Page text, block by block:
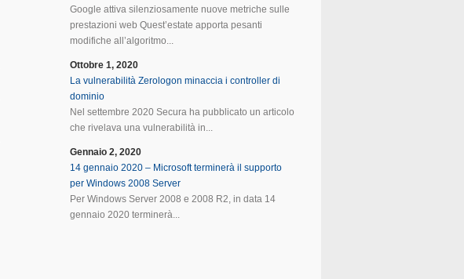
Google attiva silenziosamente nuove metriche sulle
prestazioni web Quest’estate apporta pesanti
modifiche all’algoritmo...
Ottobre 1, 2020
La vulnerabilità Zerologon minaccia i controller di
dominio
Nel settembre 2020 Secura ha pubblicato un articolo
che rivelava una vulnerabilità in...
Gennaio 2, 2020
14 gennaio 2020 – Microsoft terminerà il supporto
per Windows 2008 Server
Per Windows Server 2008 e 2008 R2, in data 14
gennaio 2020 terminerà...